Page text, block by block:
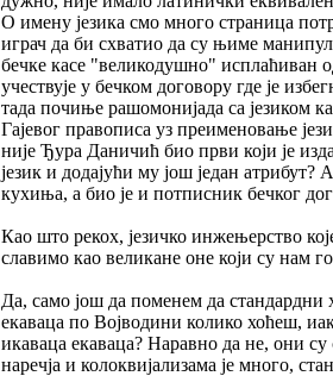
О имену језика смо много страница
играч да би схватио да су њиме
бечке касе "великодушно" исплаћиван
учествује у бечком договору где је
тада почиње рашомонијада са језиком
Гајевог правописа уз преименовање
није Ђура Даничић био први који је
језик и додајући му још један
кухиња, а био је и потписник бечког
Као што рекох, језичко инжењерство
славимо као великане оне који су нам
Да, само још да поменем да стандардни
екаваца по Војводини колико хоћеш,
икаваца екаваца? Наравно да не, они
наречја и колоквијализама је много,